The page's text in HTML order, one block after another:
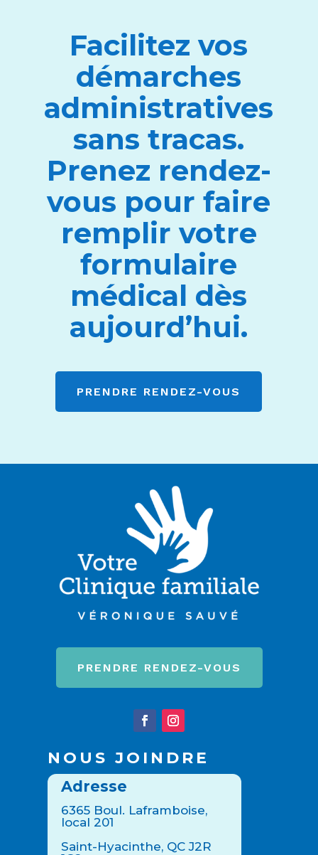
Facilitez vos
démarches
administratives
sans tracas.
Prenez rendez-
vous pour faire
remplir votre
formulaire
médical dès
aujourd’hui.
PRENDRE RENDEZ-VOUS
PRENDRE RENDEZ-VOUS
NOUS JOINDRE
Adresse
6365 Boul. Laframboise,
local 201
Saint-Hyacinthe, QC J2R